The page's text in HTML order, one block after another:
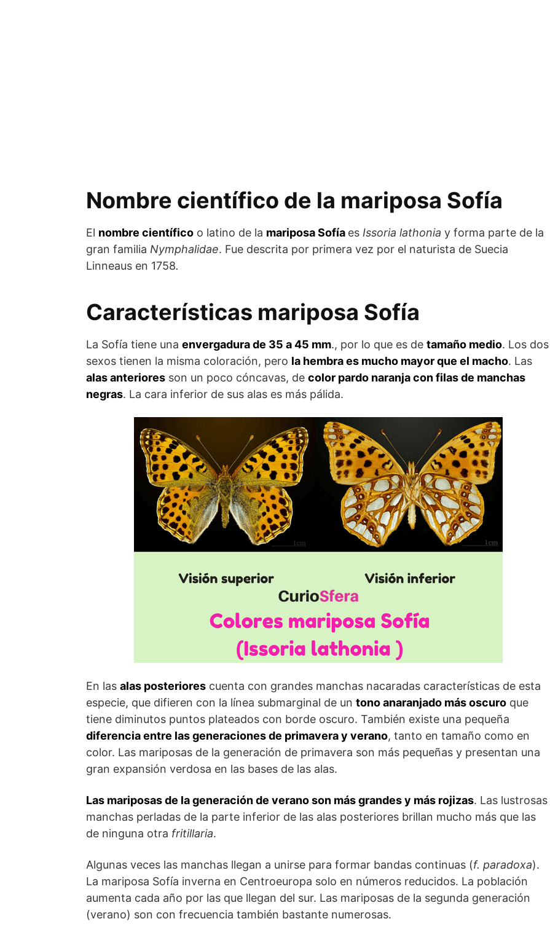
Nombre científico de la mariposa Sofía
El nombre científico o latino de la mariposa Sofía es Issoria lathonia y forma parte de la
gran familia Nymphalidae. Fue descrita por primera vez por el naturista de Suecia
Linneaus en 1758.
Características mariposa Sofía
La Sofía tiene una envergadura de 35 a 45 mm., por lo que es de tamaño medio. Los dos
sexos tienen la misma coloración, pero la hembra es mucho mayor que el macho. Las
alas anteriores son un poco cóncavas, de color pardo naranja con filas de manchas
negras. La cara inferior de sus alas es más pálida.
En las alas posteriores cuenta con grandes manchas nacaradas características de esta
especie, que difieren con la línea submarginal de un tono anaranjado más oscuro que
tiene diminutos puntos plateados con borde oscuro. También existe una pequeña
diferencia entre las generaciones de primavera y verano, tanto en tamaño como en
color. Las mariposas de la generación de primavera son más pequeñas y presentan una
gran expansión verdosa en las bases de las alas.
Las mariposas de la generación de verano son más grandes y más rojizas. Las lustrosas
manchas perladas de la parte inferior de las alas posteriores brillan mucho más que las
de ninguna otra fritillaria.
Algunas veces las manchas llegan a unirse para formar bandas continuas (f. paradoxa).
La mariposa Sofía inverna en Centroeuropa solo en números reducidos. La población
aumenta cada año por las que llegan del sur. Las mariposas de la segunda generación
(verano) son con frecuencia también bastante numerosas.